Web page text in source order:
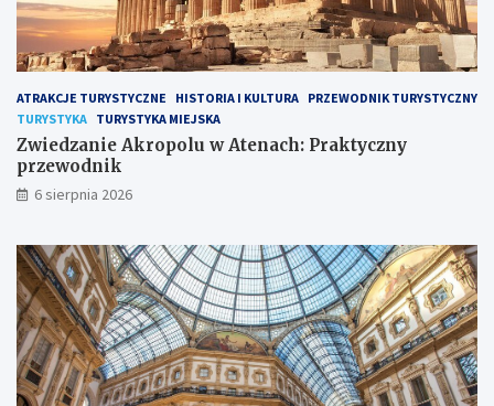
ATRAKCJE TURYSTYCZNE HISTORIA I KULTURA PRZEWODNIK TURYSTYCZNY
TURYSTYKA TURYSTYKA MIEJSKA
Zwiedzanie Akropolu w Atenach: Praktyczny
przewodnik
6 sierpnia 2026